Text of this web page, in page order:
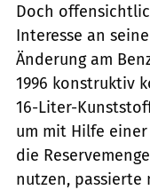
Doch
Interesse an
Änderung am
1996 konstruktiv
16-Liter-
um mit Hilfe
die
nutzen, passierte